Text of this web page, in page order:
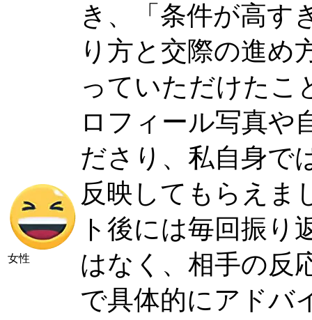
女性
き、「条件が高す
り方と交際の進め
っていただけたこ
ロフィール写真や
ださり、私自身で
反映してもらえま
ト後には毎回振り
はなく、相手の反
で具体的にアドバ